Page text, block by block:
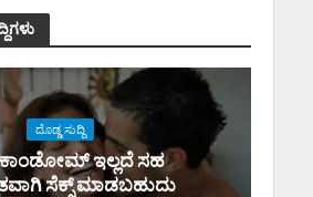
ದೊಡ್ಡ ಸುದ್ದಿ
ಇಲ್ಲದೆ ಸಹ
ಸೆಕ್ಸ್‌ ಮಾಡಬಹುದು